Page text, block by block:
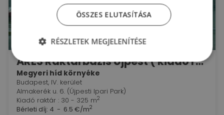
ARES Raktárbázis Újpest ( kiadó raktár + iroda )
Megyeri híd környéke
Budapest, IV. kerület
Almakerék u. 6. (Újpesti Ipari Park)
Kiadó raktár : 30 - 325 m2
Bérleti díj: 4 - 6.5 €/m2
ÖSSZES ELUTASÍTÁSA
RÉSZLETEK MEGJELENÍTÉSE